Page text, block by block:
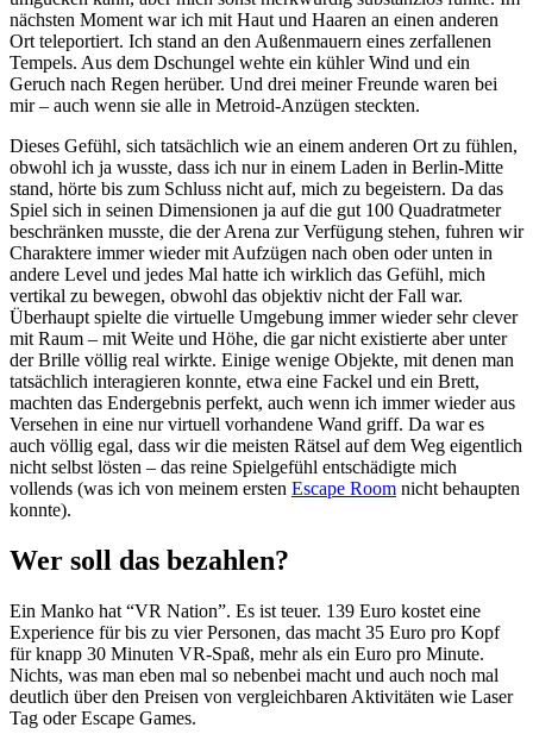
nächsten Moment war ich mit Haut und Haaren an einen anderen
Ort teleportiert. Ich stand an den Außenmauern eines zerfallenen
Tempels. Aus dem Dschungel wehte ein kühler Wind und ein
Geruch nach Regen herüber. Und drei meiner Freunde waren bei
mir – auch wenn sie alle in Metroid-Anzügen steckten.
Dieses Gefühl, sich tatsächlich wie an einem anderen Ort zu fühlen,
obwohl ich ja wusste, dass ich nur in einem Laden in Berlin-Mitte
stand, hörte bis zum Schluss nicht auf, mich zu begeistern. Da das
Spiel sich in seinen Dimensionen ja auf die gut 100 Quadratmeter
beschränken musste, die der Arena zur Verfügung stehen, fuhren wir
Charaktere immer wieder mit Aufzügen nach oben oder unten in
andere Level und jedes Mal hatte ich wirklich das Gefühl, mich
vertikal zu bewegen, obwohl das objektiv nicht der Fall war.
Überhaupt spielte die virtuelle Umgebung immer wieder sehr clever
mit Raum – mit Weite und Höhe, die gar nicht existierte aber unter
der Brille völlig real wirkte. Einige wenige Objekte, mit denen man
tatsächlich interagieren konnte, etwa eine Fackel und ein Brett,
machten das Endergebnis perfekt, auch wenn ich immer wieder aus
Versehen in eine nur virtuell vorhandene Wand griff. Da war es
auch völlig egal, dass wir die meisten Rätsel auf dem Weg eigentlich
nicht selbst lösten – das reine Spielgefühl entschädigte mich
vollends (was ich von meinem ersten Escape Room nicht behaupten
konnte).
Wer soll das bezahlen?
Ein Manko hat “VR Nation”. Es ist teuer. 139 Euro kostet eine
Experience für bis zu vier Personen, das macht 35 Euro pro Kopf
für knapp 30 Minuten VR-Spaß, mehr als ein Euro pro Minute.
Nichts, was man eben mal so nebenbei macht und auch noch mal
deutlich über den Preisen von vergleichbaren Aktivitäten wie Laser
Tag oder Escape Games.